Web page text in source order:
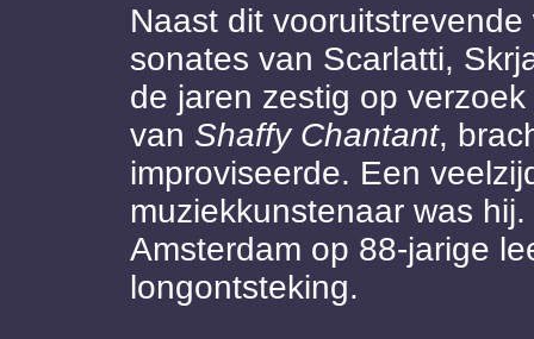
Naast dit
sonates van Scarlatti,
de jaren zestig op
van Shaffy Chantant,
improviseerde. Een
muziekkunstenaar was
Amsterdam op 88-jarige
longontsteking.